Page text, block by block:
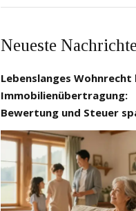
Neueste
Lebenslanges Wohnrecht
Immobilienübertragung:
Bewertung und Steuer